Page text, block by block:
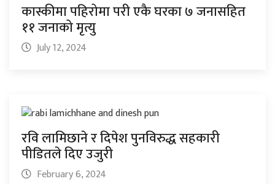
कास्कीमा पहिरोमा परी एकै घरका ७ जनासहित
११ जनाको मृत्यु
July 12, 2024
रवि लामिछाने र दिपेश पुनविरुद्ध सहकारी
पीडितले दिए उजुरी
February 6, 2024